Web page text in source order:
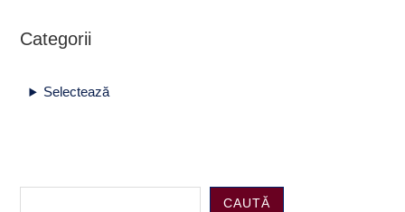
Categorii
Selectează
CAUTĂ